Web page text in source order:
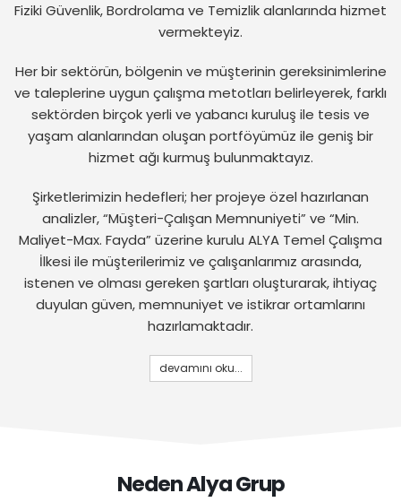
Fiziki Güvenlik, Bordrolama ve Temizlik alanlarında hizmet
vermekteyiz.
Her bir sektörün, bölgenin ve müşterinin gereksinimlerine
ve taleplerine uygun çalışma metotları belirleyerek, farklı
sektörden birçok yerli ve yabancı kuruluş ile tesis ve
yaşam alanlarından oluşan portföyümüz ile geniş bir
hizmet ağı kurmuş bulunmaktayız.
Şirketlerimizin hedefleri; her projeye özel hazırlanan
analizler, “Müşteri-Çalışan Memnuniyeti” ve “Min.
Maliyet-Max. Fayda” üzerine kurulu ALYA Temel Çalışma
İlkesi ile müşterilerimiz ve çalışanlarımız arasında,
istenen ve olması gereken şartları oluşturarak, ihtiyaç
duyulan güven, memnuniyet ve istikrar ortamlarını
hazırlamaktadır.
devamını oku...
Neden Alya Grup